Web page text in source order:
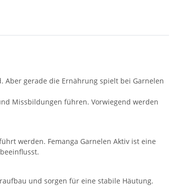
gerade die Ernährung spielt bei Garnelen
Missbildungen führen. Vorwiegend werden
werden. Femanga Garnelen Aktiv ist eine
und sorgen für eine stabile Häutung.